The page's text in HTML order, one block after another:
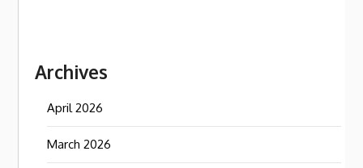
Archives
April 2026
March 2026